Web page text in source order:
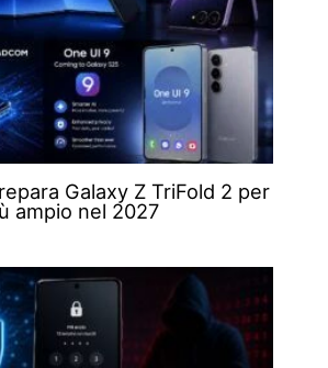
Galaxy Z TriFold 2 per
ampio nel 2027